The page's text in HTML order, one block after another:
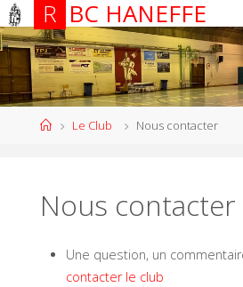
R BC HANEFFE
Le Club Nous contacter
Nous contacter
Une question, un
contacter le club